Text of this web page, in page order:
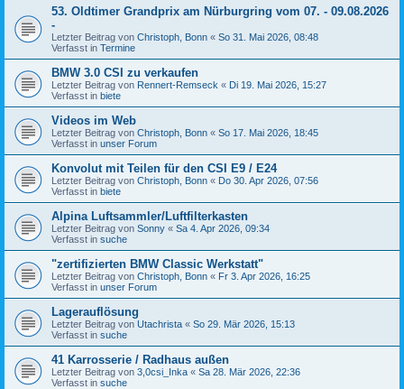
53. Oldtimer Grandprix am Nürburgring vom 07. - 09.08.2026
-
Letzter Beitrag von Christoph, Bonn « So 31. Mai 2026, 08:48
Verfasst in Termine
BMW 3.0 CSI zu verkaufen
Letzter Beitrag von Rennert-Remseck « Di 19. Mai 2026, 15:27
Verfasst in biete
Videos im Web
Letzter Beitrag von Christoph, Bonn « So 17. Mai 2026, 18:45
Verfasst in unser Forum
Konvolut mit Teilen für den CSI E9 / E24
Letzter Beitrag von Christoph, Bonn « Do 30. Apr 2026, 07:56
Verfasst in biete
Alpina Luftsammler/Luftfilterkasten
Letzter Beitrag von Sonny « Sa 4. Apr 2026, 09:34
Verfasst in suche
"zertifizierten BMW Classic Werkstatt"
Letzter Beitrag von Christoph, Bonn « Fr 3. Apr 2026, 16:25
Verfasst in unser Forum
Lagerauflösung
Letzter Beitrag von Utachrista « So 29. Mär 2026, 15:13
Verfasst in suche
41 Karrosserie / Radhaus außen
Letzter Beitrag von 3,0csi_Inka « Sa 28. Mär 2026, 22:36
Verfasst in suche